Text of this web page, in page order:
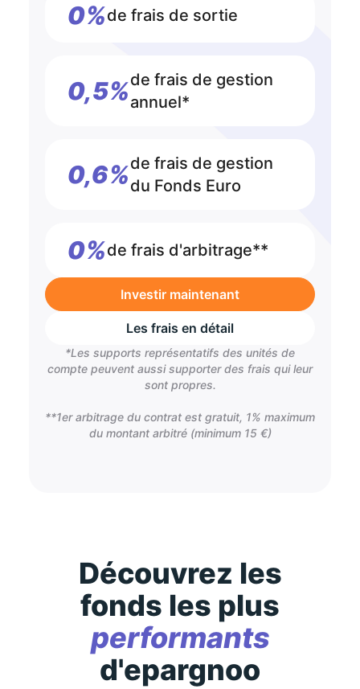
0%de frais de sortie
0,5%de frais de gestion
annuel*
0,6%de frais de gestion
du Fonds Euro
0%de frais d'arbitrage**
Investir maintenant
Les frais en détail
*Les supports représentatifs des unités de
compte peuvent aussi supporter des frais qui leur
sont propres.
**1er arbitrage du contrat est gratuit, 1% maximum
du montant arbitré (minimum 15 €)
Découvrez les
fonds les plus
performants
d'epargnoo